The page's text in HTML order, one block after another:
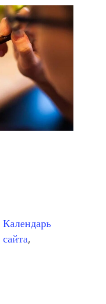
Календарь
сайта,